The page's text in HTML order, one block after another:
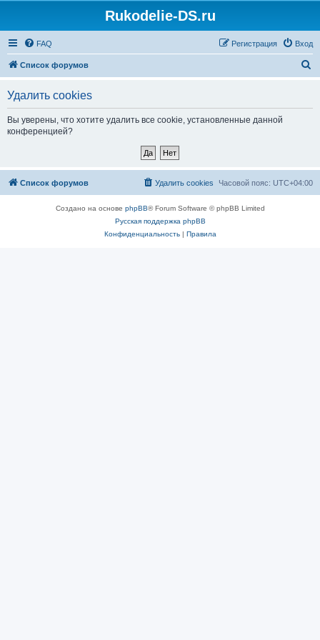
Rukodelie-DS.ru
FAQ Вход
Регистрация
Список форумов
Удалить cookies
Вы уверены, что хотите удалить все cookie, установленные данной
конференцией?
Список форумов Часовой пояс: UTC+04:00
Удалить cookies
Создано на основе phpBB® Forum Software © phpBB Limited
Русская поддержка phpBB
Конфиденциальность| Правила